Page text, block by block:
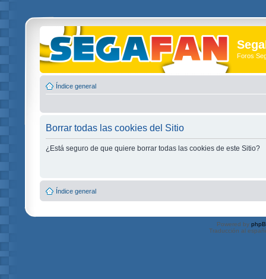
Foros
Índice general
Borrar todas las cookies del Sitio
¿Está seguro de que quiere borrar todas las cookies de este Sitio?
Índice general
Powered by
Traducción al